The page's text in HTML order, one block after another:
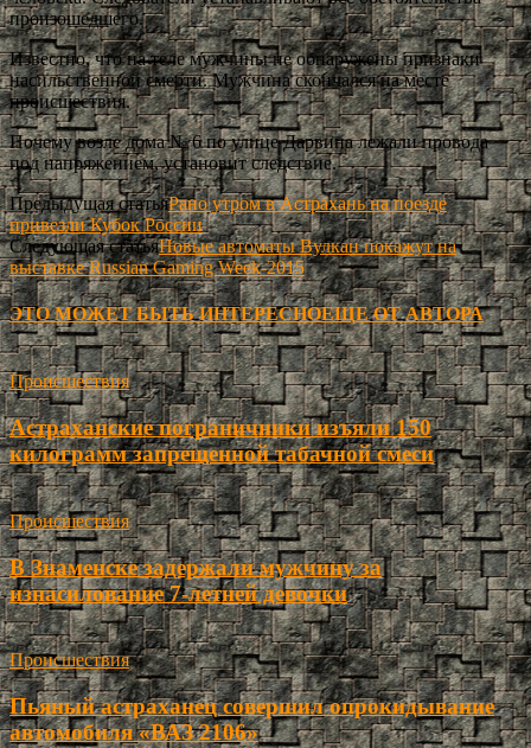
произошедшего.
Известно, что на теле мужчины не обнаружены признаки
насильственной смерти. Мужчина скончался на месте
происшествия.
Почему возле дома № 6 по улице Дарвина лежали провода
под напряжением, установит следствие.
Предыдущая статьяРано утром в Астрахань на поезде
привезли Кубок России
Следующая статьяНовые автоматы Вулкан покажут на
выставке Russian Gaming Week-2015
ЭТО МОЖЕТ БЫТЬ ИНТЕРЕСНОЕЩЕ ОТ АВТОРА
Происшествия
Астраханские пограничники изъяли 150
килограмм запрещенной табачной смеси
Происшествия
В Знаменске задержали мужчину за
изнасилование 7-летней девочки
Происшествия
Пьяный астраханец совершил опрокидывание
автомобиля «ВАЗ 2106»